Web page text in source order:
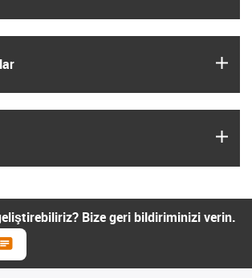
Bize geri bildiriminizi verin.